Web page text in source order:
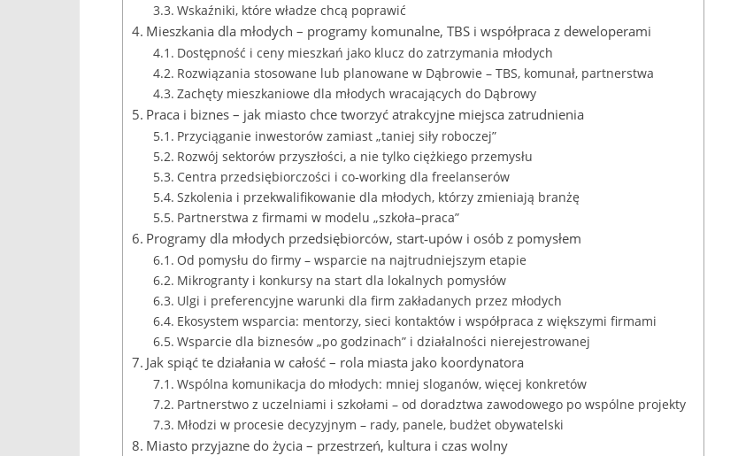
Wskaźniki, które władze chcą poprawić
Mieszkania dla młodych – programy komunalne, TBS i współpraca z deweloperami
Dostępność i ceny mieszkań jako klucz do zatrzymania młodych
Rozwiązania stosowane lub planowane w Dąbrowie – TBS, komunał, partnerstwa
Zachęty mieszkaniowe dla młodych wracających do Dąbrowy
Praca i biznes – jak miasto chce tworzyć atrakcyjne miejsca zatrudnienia
Przyciąganie inwestorów zamiast „taniej siły roboczej”
Rozwój sektorów przyszłości, a nie tylko ciężkiego przemysłu
Centra przedsiębiorczości i co‑working dla freelanserów
Szkolenia i przekwalifikowanie dla młodych, którzy zmieniają branżę
Partnerstwa z firmami w modelu „szkoła–praca”
Programy dla młodych przedsiębiorców, start‑upów i osób z pomysłem
Od pomysłu do firmy – wsparcie na najtrudniejszym etapie
Mikrogranty i konkursy na start dla lokalnych pomysłów
Ulgi i preferencyjne warunki dla firm zakładanych przez młodych
Ekosystem wsparcia: mentorzy, sieci kontaktów i współpraca z większymi firmami
Wsparcie dla biznesów „po godzinach” i działalności nierejestrowanej
Jak spiąć te działania w całość – rola miasta jako koordynatora
Wspólna komunikacja do młodych: mniej sloganów, więcej konkretów
Partnerstwo z uczelniami i szkołami – od doradztwa zawodowego po wspólne projekty
Młodzi w procesie decyzyjnym – rady, panele, budżet obywatelski
Miasto przyjazne do życia – przestrzeń, kultura i czas wolny